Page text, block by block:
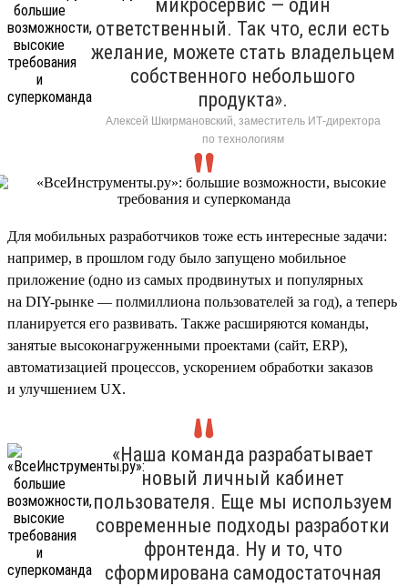
микросервис — один
ответственный. Так что, если есть
желание, можете стать владельцем
собственного небольшого
продукта».
Алексей Шкирмановский, заместитель ИТ-директора
по технологиям
Для мобильных разработчиков тоже есть интересные задачи:
например, в прошлом году было запущено мобильное
приложение (одно из самых продвинутых и популярных
на DIY-рынке — полмиллиона пользователей за год), а теперь
планируется его развивать. Также расширяются команды,
занятые высоконагруженными проектами (сайт, ERP),
автоматизацией процессов, ускорением обработки заказов
и улучшением UX.
«Наша команда разрабатывает
новый личный кабинет
пользователя. Еще мы используем
современные подходы разработки
фронтенда. Ну и то, что
сформирована самодостаточная